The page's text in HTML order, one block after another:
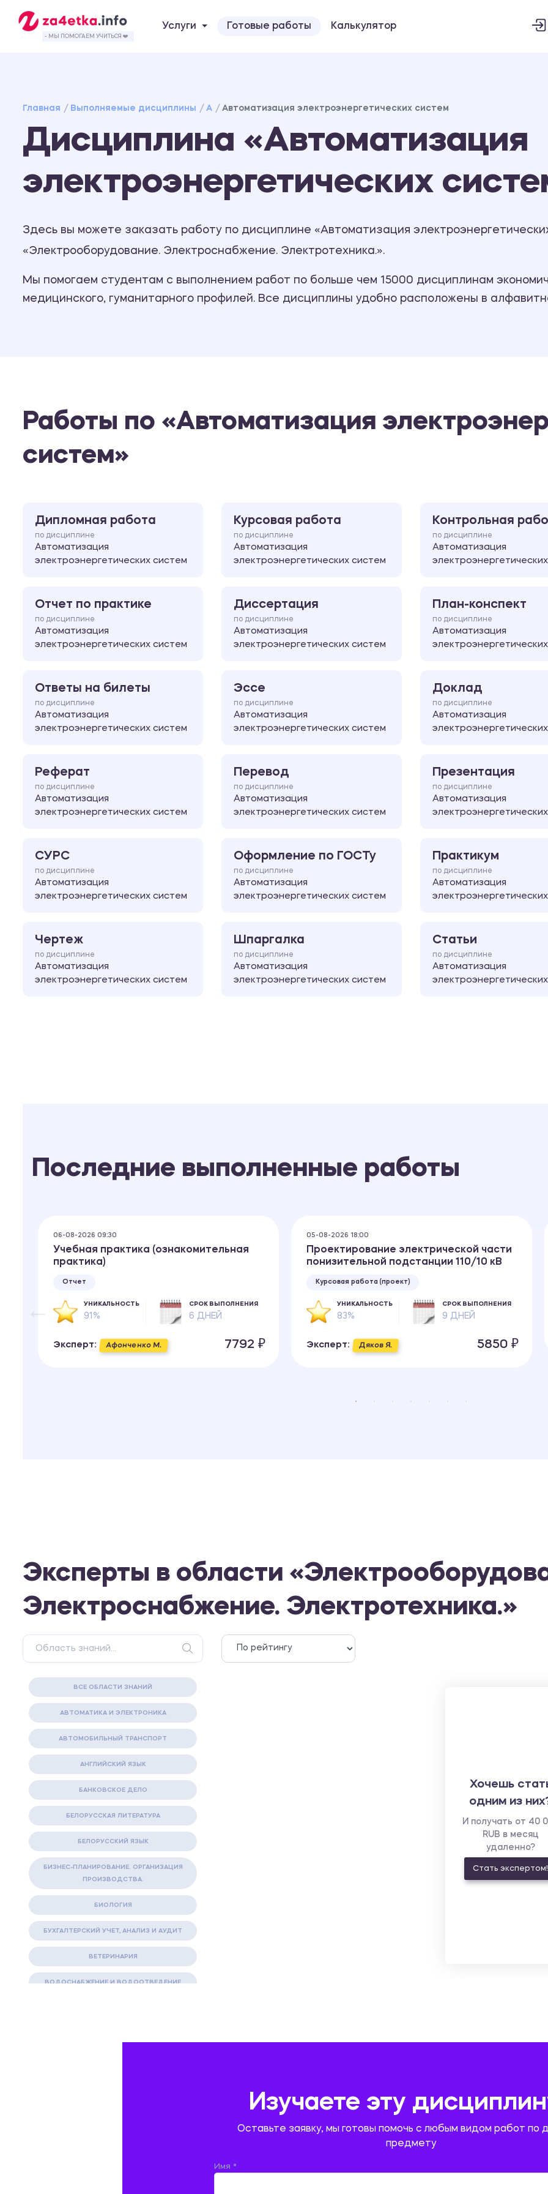
- МЫ ПОМОГАЕМ УЧИТЬСЯ ❤️
Услуги Готовые работы Калькулятор
Главная Выполняемые дисциплины А Автоматизация электроэнергетических систем
Дисциплина «Автоматизация
электроэнергетических
Здесь вы можете заказать работу по дисциплине «Автоматизация
«Электрооборудование. Электроснабжение. Электротехника.».
Мы помогаем студентам с выполнением работ по больше чем 15000 дисциплинам
медицинского, гуманитарного профилей. Все дисциплины удобно расположены в
Работы по «Автоматизация
систем»
Дипломная работа
по дисциплине
Автоматизация
электроэнергетических систем
Курсовая работа
по дисциплине
Автоматизация
электроэнергетических систем
Контрольная
по дисциплине
Автоматизация
Отчет по практике
по дисциплине
Автоматизация
электроэнергетических систем
Диссертация
по дисциплине
Автоматизация
электроэнергетических систем
План-конспект
по дисциплине
Автоматизация
Ответы на билеты
по дисциплине
Автоматизация
электроэнергетических систем
Эссе
по дисциплине
Автоматизация
электроэнергетических систем
Доклад
по дисциплине
Автоматизация
Реферат
по дисциплине
Автоматизация
электроэнергетических систем
Перевод
по дисциплине
Автоматизация
электроэнергетических систем
Презентация
по дисциплине
Автоматизация
СУРС
по дисциплине
Автоматизация
электроэнергетических систем
Оформление по ГОСТу
по дисциплине
Автоматизация
электроэнергетических систем
Практикум
по дисциплине
Автоматизация
Чертеж
по дисциплине
Автоматизация
электроэнергетических систем
Шпаргалка
по дисциплине
Автоматизация
электроэнергетических систем
Статьи
по дисциплине
Автоматизация
Последние выполненные работы
06-08-2026 09:30
Учебная практика (ознакомительная
практика)
Отчет
УНИКАЛЬНОСТЬ
91%
СРОК ВЫПОЛНЕНИЯ
6 ДНЕЙ
Эксперт: Афонченко М. 7792 ₽
05-08-2026 18:00
Проектирование электрической части
понизительной подстанции 110/10 кВ
Курсовая работа (проект)
УНИКАЛЬНОСТЬ
83%
СРОК ВЫПОЛНЕНИЯ
9 ДНЕЙ
Эксперт: Дяков Я. 5850 ₽
Эксперты в области
Электроснабжение. Электротехника.»
ВСЕ ОБЛАСТИ ЗНАНИЙ
АВТОМАТИКА И ЭЛЕКТРОНИКА
АВТОМОБИЛЬНЫЙ ТРАНСПОРТ
АНГЛИЙСКИЙ ЯЗЫК
БАНКОВСКОЕ ДЕЛО
БЕЛОРУССКАЯ ЛИТЕРАТУРА
БЕЛОРУССКИЙ ЯЗЫК
БИЗНЕС-ПЛАНИРОВАНИЕ. ОРГАНИЗАЦИЯ
ПРОИЗВОДСТВА.
БИОЛОГИЯ
БУХГАЛТЕРСКИЙ УЧЕТ, АНАЛИЗ И АУДИТ
ВЕТЕРИНАРИЯ
ВОДОСНАБЖЕНИЕ И ВОДООТВЕДЕНИЕ
Хочешь
одним из
И получать от 40
RUB в месяц
удаленно?
Стать экспертом!
Изучаете эту
Оставьте заявку, мы готовы помочь с любым видом работ по
предмету
Имя *